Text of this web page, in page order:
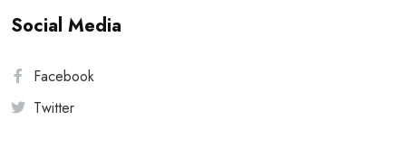
Social Media
Facebook
Twitter